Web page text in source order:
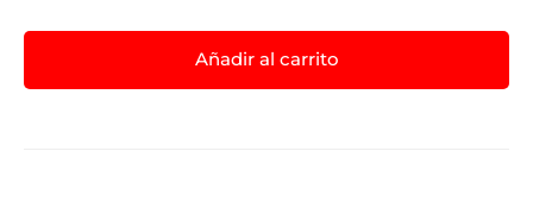
Añadir al carrito